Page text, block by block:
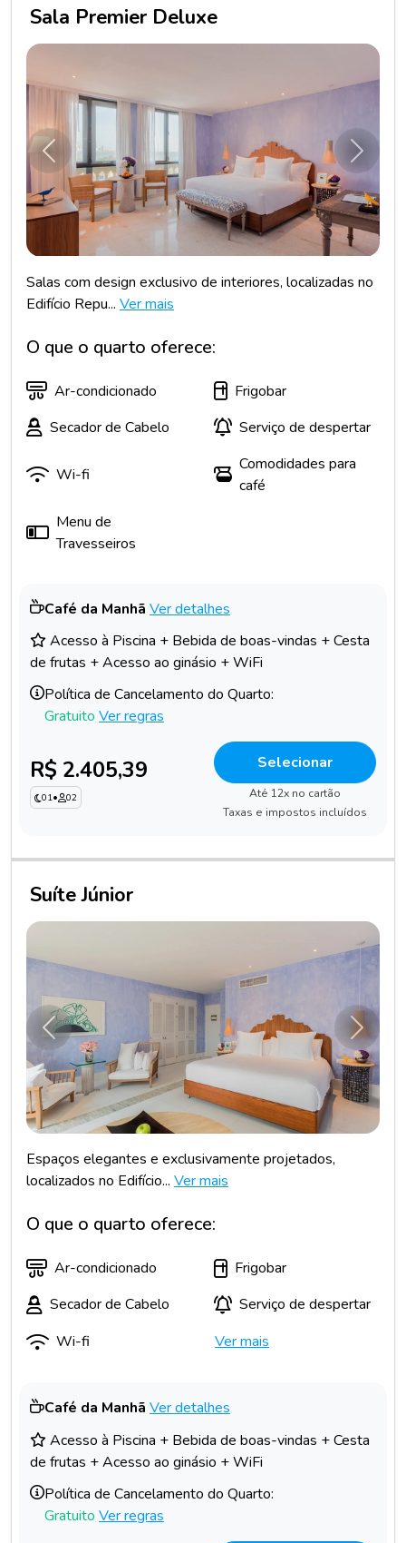
Sala Premier Deluxe
Anterior
Salas com design exclusivo de interiores, localizadas no
Edifício Repu... Ver mais
O que o quarto oferece:
Ar-condicionado
Frigobar
Secador de Cabelo
Serviço de despertar
Wi-fi
Comodidades para
café
Menu de
Travesseiros
Café da Manhã Ver detalhes
Acesso à Piscina + Bebida de boas-vindas + Cesta
de frutas + Acesso ao ginásio + WiFi
Política de Cancelamento do Quarto:
Gratuito Ver regras
R$ 2.405,39
01• 02
Selecionar
Até 12x no cartão
Taxas e impostos incluídos
Suíte Júnior
Anterior
Espaços elegantes e exclusivamente projetados,
localizados no Edifício... Ver mais
O que o quarto oferece:
Ar-condicionado
Frigobar
Secador de Cabelo
Serviço de despertar
Wi-fi
Ver mais
Café da Manhã Ver detalhes
Acesso à Piscina + Bebida de boas-vindas + Cesta
de frutas + Acesso ao ginásio + WiFi
Política de Cancelamento do Quarto:
Gratuito Ver regras